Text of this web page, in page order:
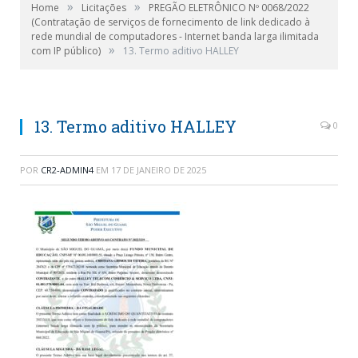
Home » Licitações »
PREGÃO ELETRÔNICO Nº 0068/2022
(Contratação de serviços de fornecimento de link dedicado à
rede mundial de computadores - Internet banda larga ilimitada
com IP público) » 13. Termo aditivo HALLEY
13. Termo aditivo HALLEY 0
POR CR2-ADMIN4 EM 17 DE JANEIRO DE 2025